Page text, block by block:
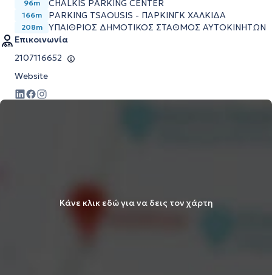
96m CHALKIS PARKING CENTER
166m PARKING TSAOUSIS - ΠΑΡΚΙΝΓΚ ΧΑΛΚΙΔΑ
208m
ΥΠΑΙΘΡΙΟΣ ΔΗΜΟΤΙΚΟΣ ΣΤΑΘΜΟΣ ΑΥΤΟΚΙΝΗΤΩΝ
Επικοινωνία
2107116652
Website
Κάνε κλικ εδώ για να δεις τον χάρτη